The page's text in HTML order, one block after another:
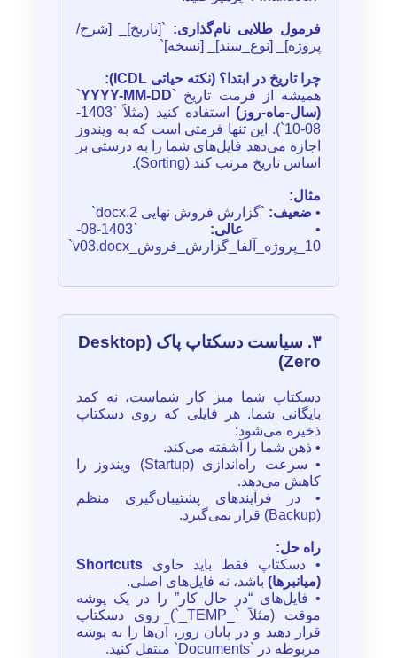
فرمول طلایی نام‌گذاری: `[تاریخ]_ [شرح/
پروژه]_ [نوع_سند]_ [نسخه]`
چرا تاریخ در ابتدا؟ (نکته حیاتی ICDL):
همیشه از فرمت تاریخ
`YYYY-MM-DD`
(سال-ماه-روز)
استفاده کنید (مثلاً `1403-
08-10`). این تنها فرمتی است که به ویندوز
اجازه می‌دهد فایل‌های شما را به درستی بر
اساس تاریخ مرتب کند (Sorting).
مثال:
• ضعیف: `گزارش فروش نهایی 2.docx`
• عالی:
`1403-08-
10_پروژه_آلفا_گزارش_فروش_v03.docx`
۳. سیاست دسکتاپ پاک (Desktop
Zero)
دسکتاپ شما میز کار شماست، نه کمد
بایگانی شما. هر فایلی که روی دسکتاپ
ذخیره می‌شود:
• ذهن شما را آشفته می‌کند.
• سرعت راه‌اندازی (Startup) ویندوز را
کاهش می‌دهد.
• در فرآیندهای پشتیبان‌گیری منظم
(Backup) قرار نمی‌گیرد.
راه حل:
• دسکتاپ فقط باید حاوی Shortcuts
(میانبرها) باشد، نه فایل‌های اصلی.
• فایل‌های “در حال کار” را در یک پوشه
موقت (مثلاً `_TEMP_`) روی دسکتاپ
قرار دهید و در پایان روز، آن‌ها را به پوشه
مربوطه در `Documents` منتقل کنید.